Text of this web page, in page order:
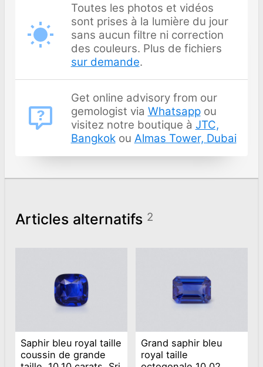
Toutes les photos et vidéos
sont prises à la lumière du jour
sans aucun filtre ni correction
des couleurs. Plus de fichiers
sur demande.
Get online advisory from our
gemologist via Whatsappou
visitez notre boutique à JTC,
Bangkokou Almas Tower, Dubai
Articles alternatifs 2
Saphir bleu royal taille
coussin de grande
Grand saphir bleu
royal taille